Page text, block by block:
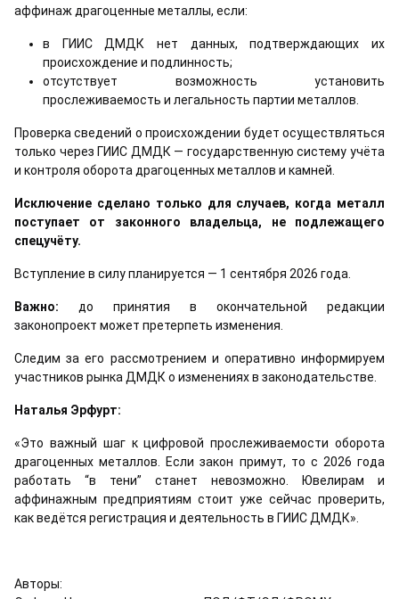
аффинаж драгоценные металлы, если:
в ГИИС ДМДК нет данных, подтверждающих их
происхождение и подлинность;
отсутствует возможность установить
прослеживаемость и легальность партии металлов.
Проверка сведений о происхождении будет осуществляться
только через ГИИС ДМДК — государственную систему учёта
и контроля оборота драгоценных металлов и камней.
Исключение сделано только для случаев, когда металл
поступает от законного владельца, не подлежащего
спецучёту.
Вступление в силу планируется — 1 сентября 2026 года.
Важно: до принятия в окончательной редакции
законопроект может претерпеть изменения.
Следим за его рассмотрением и оперативно информируем
участников рынка ДМДК о изменениях в законодательстве.
Наталья Эрфурт:
«Это важный шаг к цифровой прослеживаемости оборота
драгоценных металлов. Если закон примут, то с 2026 года
работать “в тени” станет невозможно. Ювелирам и
аффинажным предприятиям стоит уже сейчас проверить,
как ведётся регистрация и деятельность в ГИИС ДМДК».
Авторы: